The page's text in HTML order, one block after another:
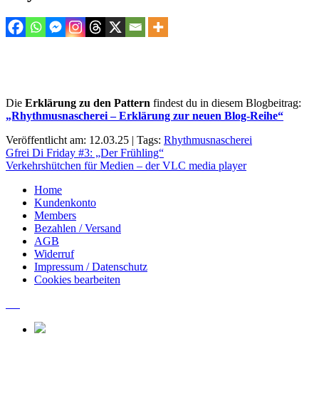
Die Erklärung zu den Pattern findest du in diesem Blogbeitrag:
„Rhythmusnascherei – Erklärung zur neuen Blog-Reihe“
Veröffentlicht am: 12.03.25 | Tags: Rhythmusnascherei
Beitragsnavigation
Gfrei Di Friday #3: „Der Frühling“
Verkehrshütchen für Medien – der VLC media player
Home
Kundenkonto
Members
Bezahlen / Versand
AGB
Widerruf
Impressum / Datenschutz
Cookies bearbeiten